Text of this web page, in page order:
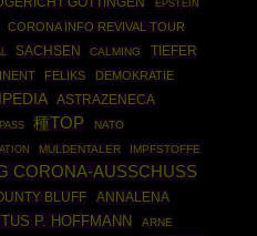
EPSTEIN
CORONA INFO REVIVAL TOUR
SACHSEN CALMING
TIEFER
FELIKS DEMOKRATIE
ASTRAZENECA
種TOP
NATO
MULDENTALER IMPFSTOFFE
CORONA-AUSSCHUSS
BLUFF
ANNALENA
P. HOFFMANN
ARNE